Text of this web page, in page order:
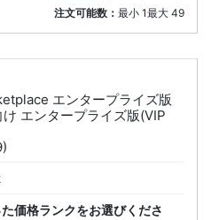
注文可能数： 最小 1最大 49
エンタープライズ版
エンタープライズ版(VIP
価格ランクをお選びくださ